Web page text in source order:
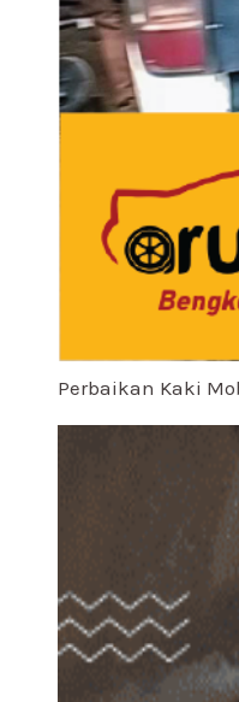
Perbaikan Kaki